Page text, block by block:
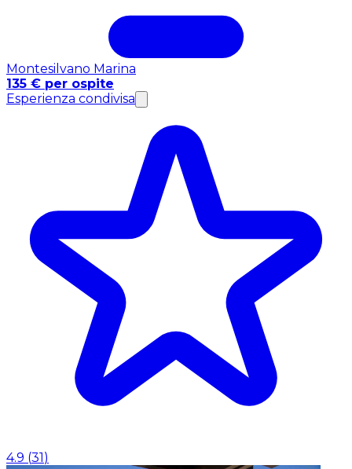
Montesilvano Marina
135 € per ospite
Esperienza condivisa
4.9 (31)